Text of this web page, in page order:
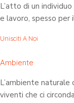
L’atto di un
e lavoro, spesso per
Unisciti A Noi
Ambiente
L’ambiente
viventi che ci